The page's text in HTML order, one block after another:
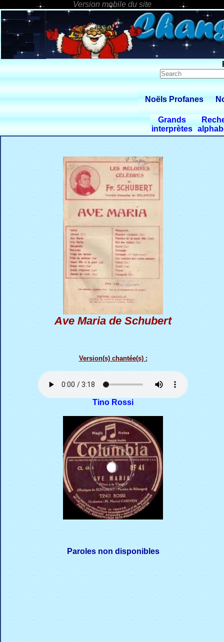
Noëls Profanes
Grands
interprètes
Ave Maria de Schubert
Version(s) chantée(s) :
Tino Rossi
Paroles non disponibles